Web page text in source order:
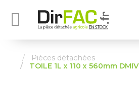
Pièces détachées
TOILE 1L x 110 x 560mm DMIV